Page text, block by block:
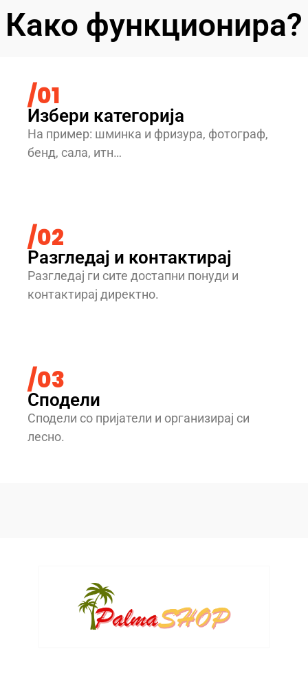
Како функционира?
/01
Избери категорија
На пример: шминка и фризура, фотограф,
бенд, сала, итн…
/02
Разгледај и контактирај
Разгледај ги сите достапни понуди и
контактирај директно.
/03
Сподели
Сподели со пријатели и организирај си
лесно.